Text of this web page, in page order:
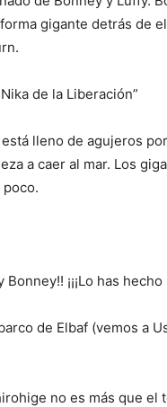
gigante detrás de
Nika de la Liberación”
lleno de agujeros
a caer al mar. Los
Bonney!! ¡¡¡Lo has
de Elbaf (vemos a
no es más que el